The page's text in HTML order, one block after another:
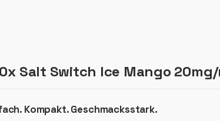
Salt Switch Ice Mango
Kompakt. Geschmacksstark.